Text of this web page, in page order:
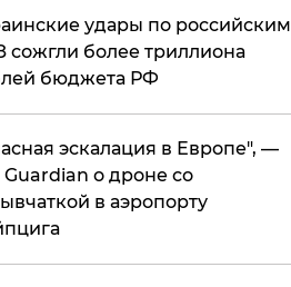
удары по российским
сожгли более триллиона
бюджета РФ
эскалация в Европе", —
Guardian о дроне со
в аэропорту